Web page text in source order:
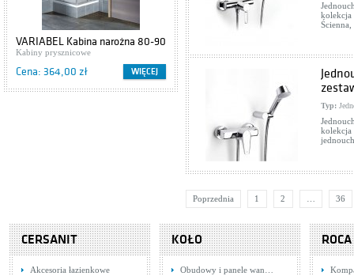
VARIABEL Kabina narożna 80-90
chrom mat, szyby polistyrenowe
Kabiny prysznicowe
Cena: 364,00 zł WIĘCEJ
kolekcja
Typ:
kolekcja
Poprzednia 1 2 36
CERSANIT
Akcesoria łazienkowe
KOŁO
Obudowy i panele wan…
ROCA